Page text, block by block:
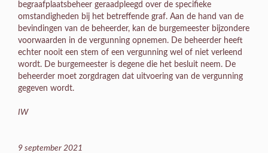
begraafplaatsbeheer geraadpleegd over de specifieke
omstandigheden bij het betreffende graf. Aan de hand van de
bevindingen van de beheerder, kan de burgemeester bijzondere
voorwaarden in de vergunning opnemen. De beheerder heeft
echter nooit een stem of een vergunning wel of niet verleend
wordt. De burgemeester is degene die het besluit neem. De
beheerder moet zorgdragen dat uitvoering van de vergunning
gegeven wordt.
IW
9 september 2021